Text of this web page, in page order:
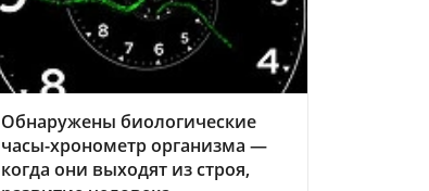
Обнаружены биологические
часы-хронометр организма —
когда они выходят из строя,